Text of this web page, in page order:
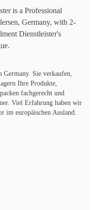
is a Professional
Germany, with 2-
Dienstleister's
Sie verkaufen,
Ihre Produkte,
fachgerecht und
Viel Erfahrung haben wir
im europäischen Ausland.